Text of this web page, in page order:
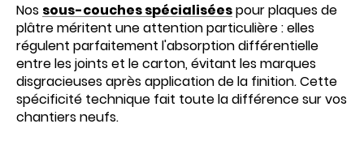
Nos sous-couches spécialiséespour plaques de
plâtre méritent une attention particulière : elles
régulent parfaitement l'absorption différentielle
entre les joints et le carton, évitant les marques
disgracieuses après application de la finition. Cette
spécificité technique fait toute la différence sur vos
chantiers neufs.